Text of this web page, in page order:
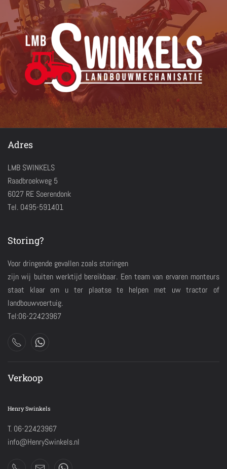
Adres
LMB SWINKELS
Raadbroekweg 5
6027 RE Soerendonk
Tel. 0495-591401
Storing?
Voor dringende gevallen zoals storingen
zijn wij buiten werktijd bereikbaar. Een team van ervaren monteurs
staat klaar om u ter plaatse te helpen met uw tractor of
landbouwvoertuig.
Tel:06-22423967
Verkoop
Henry Swinkels
T. 06-22423967
info@HenrySwinkels.nl